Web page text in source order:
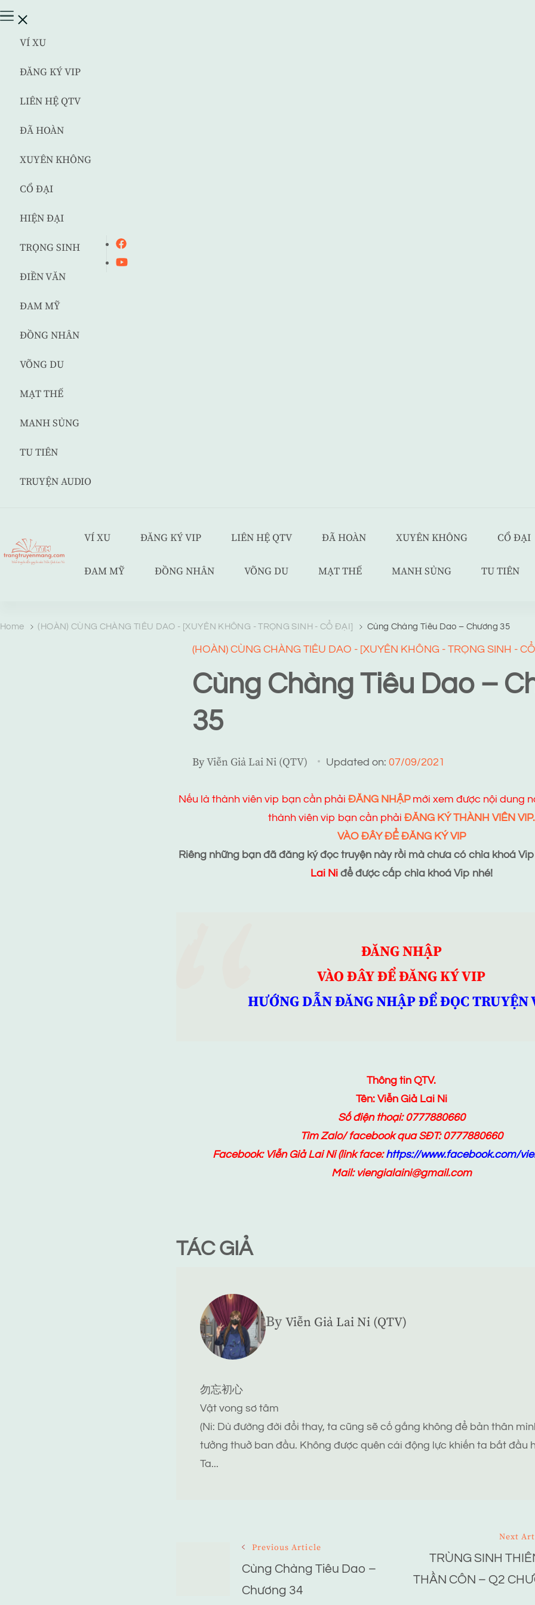
VÍ XU
ĐĂNG KÝ VIP
LIÊN HỆ QTV
ĐÃ HOÀN
XUYÊN KHÔNG
CỔ ĐẠI
HIỆN ĐẠI
TRỌNG SINH
ĐIỀN VĂN
ĐAM MỸ
ĐỒNG NHÂN
VÕNG DU
MẠT THẾ
MANH SỦNG
TU TIÊN
TRUYỆN AUDIO
VÍ XU ĐĂNG KÝ VIP LIÊN HỆ QTV ĐÃ HOÀN XUYÊN KHÔNG CỔ ĐẠI
ĐAM MỸ ĐỒNG NHÂN VÕNG DU MẠT THẾ MANH SỦNG TU TIÊN
Home (HOÀN) CÙNG CHÀNG TIÊU DAO - [XUYÊN KHÔNG - TRỌNG SINH - CỔ ĐẠI] Cùng Chàng Tiêu Dao – Chương 35
(HOÀN) CÙNG CHÀNG TIÊU DAO - [XUYÊN KHÔNG - TRỌNG SINH -
Cùng Chàng Tiêu Dao –
35
ByViễn Giả Lai Ni (QTV) Updated on: 07/09/2021
Nếu là thành viên vip bạn cần phải ĐĂNG NHẬPmới xem được nội dung
thành viên vip bạn cần phải ĐĂNG KÝ THÀNH VIÊN VIP.
VÀO ĐÂY ĐỂ ĐĂNG KÝ VIP
Riêng những bạn đã đăng ký đọc truyện này rồi mà chưa có chìa khoá
Lai Ni để được cấp chìa khoá Vip nhé!
ĐĂNG NHẬP
VÀO ĐÂY ĐỂ ĐĂNG KÝ VIP
HƯỚNG DẪN ĐĂNG NHẬP ĐỂ ĐỌC TRUYỆN
Thông tin QTV.
Tên: Viễn Giả Lai Ni
Số điện thoại: 0777880660
Tìm Zalo/ facebook qua SĐT: 0777880660
Facebook: Viễn Giả Lai Ni(link face:https://www.facebook.com/
Mail: viengialaini@gmail.com
TÁC GIẢ
By Viễn Giả Lai Ni (QTV)
勿忘初心
Vật vong sơ tâm
(Ni: Dù đường đời đổi thay, ta cũng sẽ cố gắng không để bản thân
tưởng thuở ban đầu. Không được quên cái động lực khiến ta bắt đầu
Ta...
Navigation
Previous Article
Cùng Chàng Tiêu Dao –
Chương 34
Next
TRÙNG SINH
THẦN CÔN – Q2